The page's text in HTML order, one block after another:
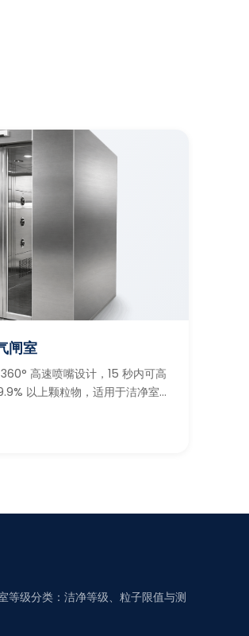
闸室
高速喷嘴设计，15 秒内可高
以上颗粒物，适用于洁净室
等级分类：洁净等级、粒子限值与测